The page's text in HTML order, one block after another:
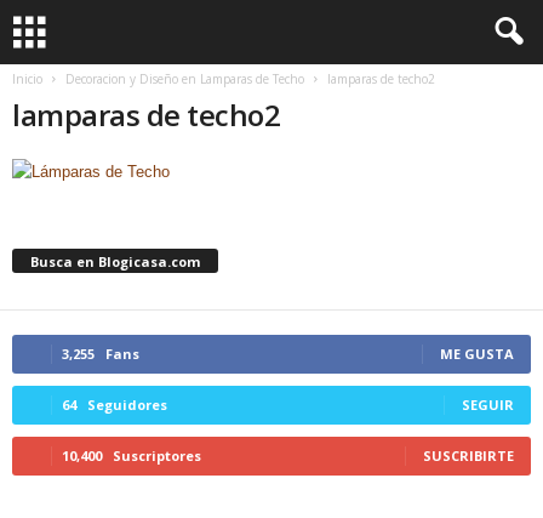
Inicio Decoracion y Diseño en Lamparas de Techo lamparas de techo2
lamparas de techo2
Busca en Blogicasa.com
3,255 Fans ME GUSTA
64 Seguidores SEGUIR
10,400 Suscriptores SUSCRIBIRTE